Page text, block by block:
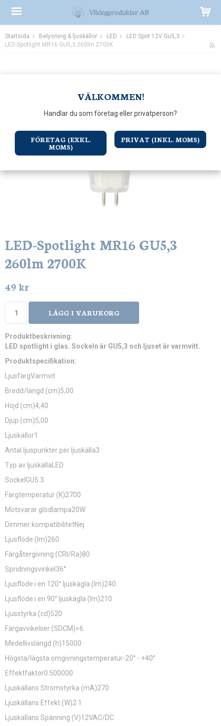
VÄLKOMMEN!
Handlar du som företag eller privatperson?
FÖRETAG (EXKL.
MOMS)
PRIVAT (INKL. MOMS)
Produkten har blivit tillagd i varukorgen
Startsida Belysning & ljuskällor LED
LED Spot 12V Gu5,3
LED-Spotlight MR16 GU5,3 260lm 2700K
LED-Spotlight MR16 GU5,3
260lm 2700K
49 kr
LÄGG I VARUKORG
Produktbeskrivning:
LED spotlight i glas. Sockeln är GU5,3 och ljuset är varmvitt.
Produktspecifikation:
LjusfärgVarmvit
Bredd/längd (cm)5,00
Höjd (cm)4,40
Djup (cm)5,00
Ljuskällor1
Antal ljuspunkter per ljuskälla3
Typ av ljuskällaLED
SockelGU5.3
Färgtemperatur (K)2700
Motsvarar glödlampa20W
Dimmer kompatibilitetNej
Ljusflöde (lm)260
Färgåtergivning (CRI/Ra)80
Spridningsvinkel36°
Ljusflöde i en 120° ljuskägla (lm)240
Ljusflöde i en 90° ljuskägla (lm)210
Ljusstyrka (cd)520
Färgavvikelser (SDCM)<6
Medellivslängd (h)15000
Högsta/lägsta omgivningstemperatur-20° - +40°
Effektfaktor0.500000
Ljuskällans Strömstyrka (mA)270
Ljuskällans Effekt (W)2.1
Ljuskällans Spänning (V)12VAC/DC